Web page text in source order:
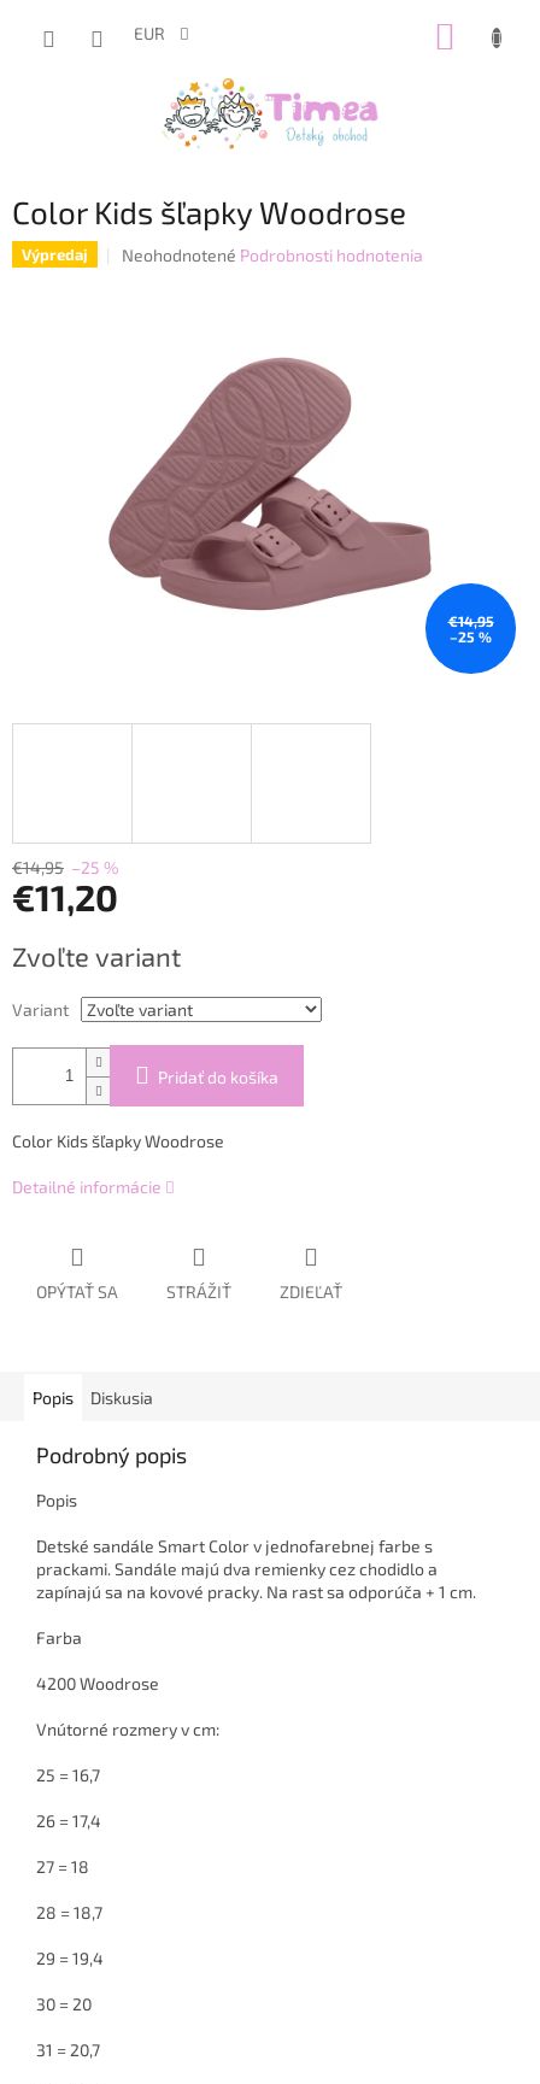
EUR
Color Kids šľapky Woodrose
Výpredaj
Priemerné
hviezdičiek.
Neohodnotené Podrobnosti hodnotenia
€14,95
–25 %
€14,95 –25 %
€11,20
cena:
Zvoľte variant
Variant
Pridať do košíka
Color Kids šľapky Woodrose
Detailné informácie
OPÝTAŤ SA STRÁŽIŤ ZDIEĽAŤ
Popis Diskusia
Podrobný popis
Popis
Detské sandále Smart Color v jednofarebnej farbe s
prackami. Sandále majú dva remienky cez chodidlo a
zapínajú sa na kovové pracky. Na rast sa odporúča + 1 cm.
Farba
4200 Woodrose
Vnútorné rozmery v cm:
25 = 16,7
26 = 17,4
27 = 18
28 = 18,7
29 = 19,4
30 = 20
31 = 20,7